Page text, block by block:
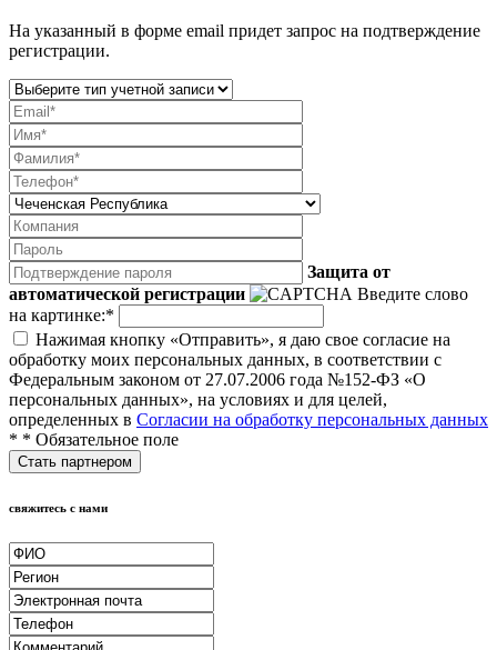
На указанный в форме email придет запрос на подтверждение
регистрации.
Защита от
автоматической регистрации
Введите слово
на картинке:*
Нажимая кнопку «Отправить», я даю свое согласие на
обработку моих персональных данных, в соответствии с
Федеральным законом от 27.07.2006 года №152-ФЗ «О
персональных данных», на условиях и для целей,
определенных в Согласии на обработку персональных данных
* * Обязательное поле
свяжитесь с нами